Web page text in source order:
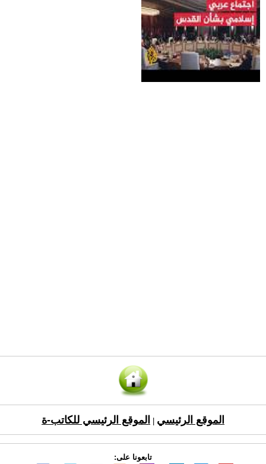
الموقع الرئيسي الموقع الرئيسي للكاتب-ة
تابعونا على: